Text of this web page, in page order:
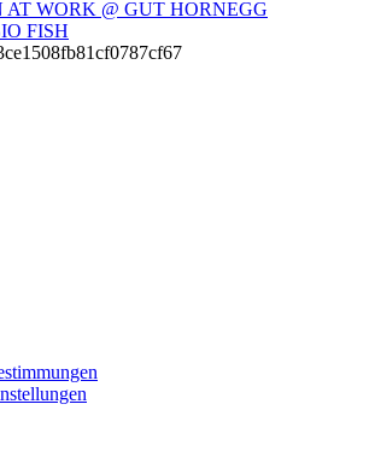
AT WORK @ GUT HORNEGG
FISH